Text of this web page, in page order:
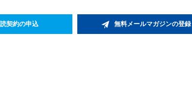
契約の申込 無料メールマガジンの登録